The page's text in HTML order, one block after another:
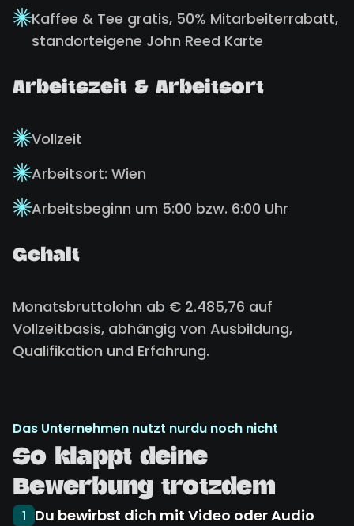
Kaffee & Tee gratis, 50% Mitarbeiterrabatt,
standorteigene John Reed Karte
Arbeitszeit & Arbeitsort
Vollzeit
Arbeitsort: Wien
Arbeitsbeginn um 5:00 bzw. 6:00 Uhr
Gehalt
Monatsbruttolohn ab € 2.485,76 auf
Vollzeitbasis, abhängig von Ausbildung,
Qualifikation und Erfahrung.
Das Unternehmen nutzt nurdu noch nicht
So klappt deine
Bewerbung trotzdem
1 Du bewirbst dich mit Video oder Audio